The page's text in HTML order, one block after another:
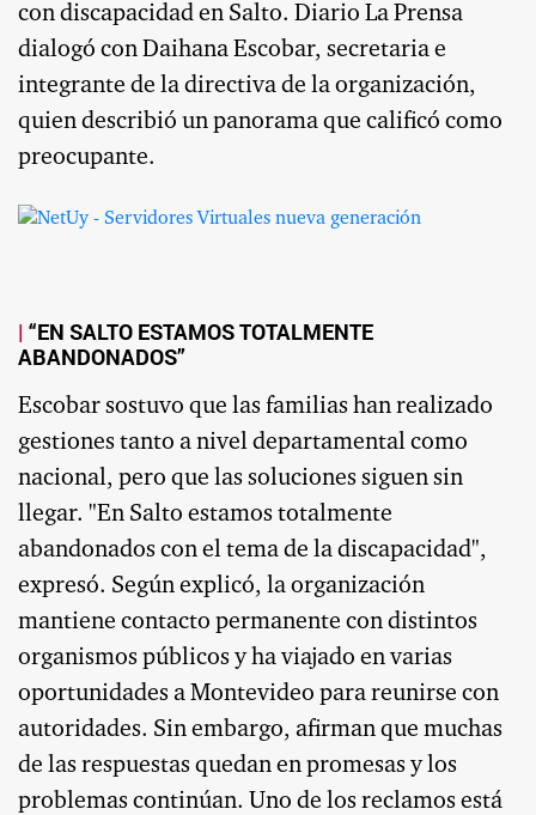
con discapacidad en Salto. Diario La Prensa
dialogó con Daihana Escobar, secretaria e
integrante de la directiva de la organización,
quien describió un panorama que calificó como
preocupante.
“EN SALTO ESTAMOS TOTALMENTE
ABANDONADOS”
Escobar sostuvo que las familias han realizado
gestiones tanto a nivel departamental como
nacional, pero que las soluciones siguen sin
llegar. "En Salto estamos totalmente
abandonados con el tema de la discapacidad",
expresó. Según explicó, la organización
mantiene contacto permanente con distintos
organismos públicos y ha viajado en varias
oportunidades a Montevideo para reunirse con
autoridades. Sin embargo, afirman que muchas
de las respuestas quedan en promesas y los
problemas continúan. Uno de los reclamos está